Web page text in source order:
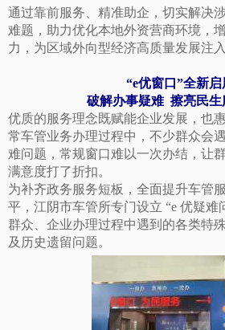
通过靠前服务、精准助企，切实解决
难题，助力优化本地外资营商环境，
力，为区域外向型经济高质量发展注
“e优窗口”全新启
破解办事疑难 擦亮民生
优质的服务理念既赋能企业发展，也
常车管业务办理过程中，不少群众会
难问题，常规窗口难以一次办结，让
满意度打了折扣。
为补齐政务服务短板，全面提升车管
平，江阴市车管所专门设立 “e 优疑难
群众、企业办理过程中遇到的各类特
及历史遗留问题。